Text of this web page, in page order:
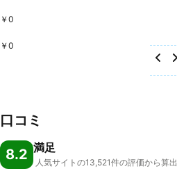
￥0
￥0
口コミ
8.2 満足
人気サイトの13,521件の評価から算出